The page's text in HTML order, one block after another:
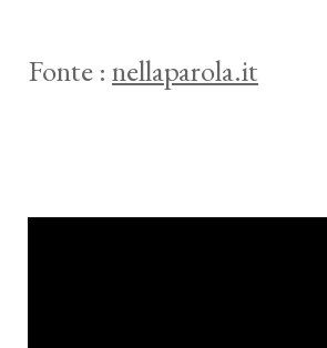
Fonte : nellaparola.it